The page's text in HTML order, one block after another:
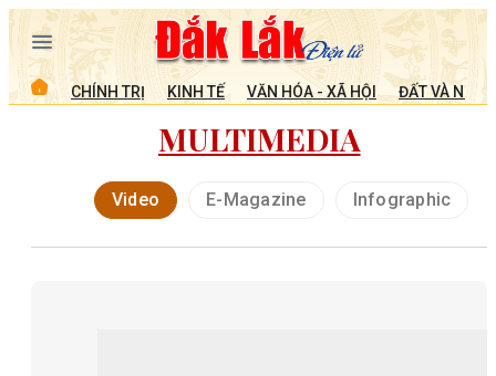
CHÍNH TRỊ KINH TẾ VĂN HÓA - XÃ HỘI ĐẤT VÀ
MULTIMEDIA
Video E-Magazine Infographic